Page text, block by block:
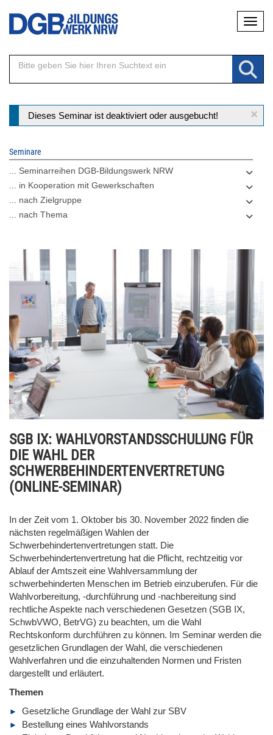
Direkt
Inhalt
×
Statusmeldung
Dieses Seminar ist deaktiviert oder ausgebucht!
Seminare
... Seminarreihen DGB-Bildungswerk NRW
... in Kooperation mit Gewerkschaften
... nach Zielgruppe
... nach Thema
SGB IX: WAHLVORSTANDSSCHULUNG FÜR
DIE WAHL DER
SCHWERBEHINDERTENVERTRETUNG
(ONLINE-SEMINAR)
In der Zeit vom 1. Oktober bis 30. November 2022 finden die
nächsten regelmäßigen Wahlen der
Schwerbehindertenvertretungen statt. Die
Schwerbehindertenvertretung hat die Pflicht, rechtzeitig vor
Ablauf der Amtszeit eine Wahlversammlung der
schwerbehinderten Menschen im Betrieb einzuberufen. Für die
Wahlvorbereitung, -durchführung und -nachbereitung sind
rechtliche Aspekte nach verschiedenen Gesetzen (SGB IX,
SchwbVWO, BetrVG) zu beachten, um die Wahl
Rechtskonform durchführen zu können. Im Seminar werden die
gesetzlichen Grundlagen der Wahl, die verschiedenen
Wahlverfahren und die einzuhaltenden Normen und Fristen
dargestellt und erläutert.
Themen
Gesetzliche Grundlage der Wahl zur SBV
Bestellung eines Wahlvorstands